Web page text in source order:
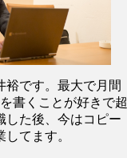
裕です。最大で月間
書くことが好きで超
した後、今はコピー
てます。